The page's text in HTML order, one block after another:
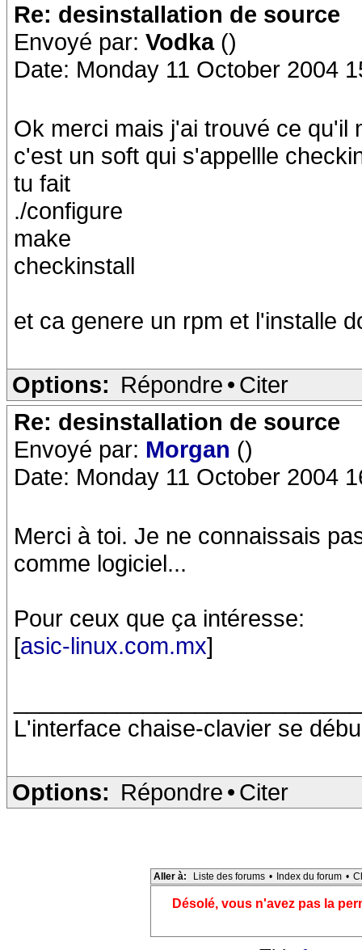
Re: desinstallation de source
Envoyé par: Vodka ()
Date: Monday 11 October 2004
Ok merci mais j'ai trouvé ce qu'il
c'est un soft qui s'appellle
tu fait
./configure
make
checkinstall
et ca genere un rpm et l'installe
Options: Répondre • Citer
Re: desinstallation de source
Envoyé par: Morgan ()
Date: Monday 11 October 2004
Merci à toi. Je ne connaissais
comme logiciel...
Pour ceux que ça intéresse:
[asic-linux.com.mx]
L'interface chaise-clavier se
Options: Répondre • Citer
Aller à: Liste des forums • Index du forum •
Désolé, vous n'avez pas la